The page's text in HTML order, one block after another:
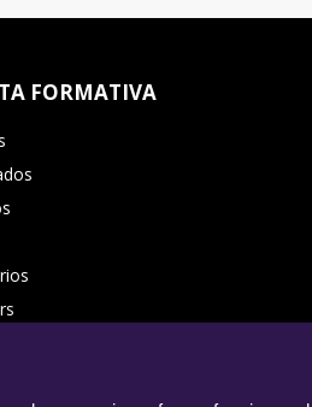
FORMATIVA